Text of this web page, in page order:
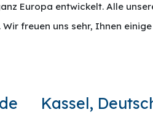
Europa entwickelt. Alle
freuen uns sehr, Ihnen
Kassel,